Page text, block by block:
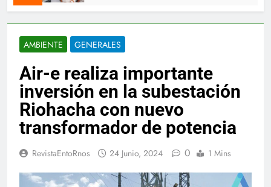
AMBIENTE GENERALES
Air-e realiza importante
inversión en la subestación
Riohacha con nuevo
transformador de potencia
RevistaEntoRnos 24 Junio, 2024 0 1 Mins